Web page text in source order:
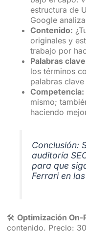
estructura de
Google
Contenido:
originales y
trabajo por
Palabras
los términos
palabras
Competencia:
mismo;
haciendo
Conclusión:
auditoría
para que
Ferrari en
🛠️ Optimización On-
contenido. Precio: